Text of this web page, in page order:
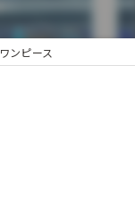
ワンピース